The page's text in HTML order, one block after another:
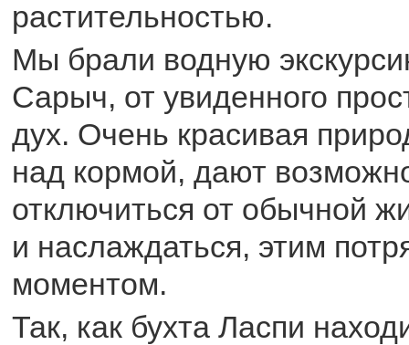
растительностью.
Мы брали водную
Сарыч, от увиденного
дух. Очень красивая
над кормой, дают
отключиться от обычной
и наслаждаться, этим
моментом.
Так, как бухта Ласпи